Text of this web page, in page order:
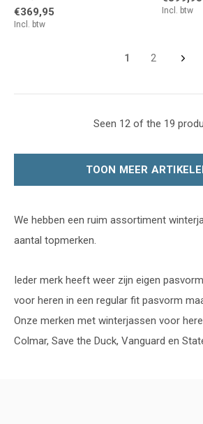
€369,95
Incl. btw
Incl. btw
1 2
Seen 12 of the 19
TOON MEER
We hebben een ruim assortiment
aantal topmerken.
Ieder merk heeft weer zijn eigen
voor heren in een regular fit pasvorm
Onze merken met winterjassen voor
Colmar, Save the Duck, Vanguard en